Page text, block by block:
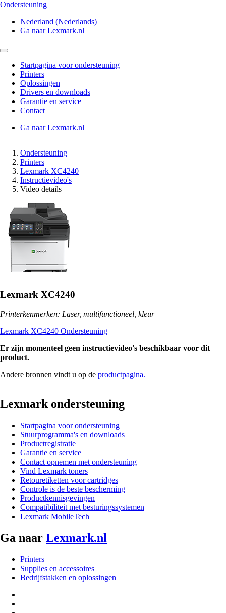
Ondersteuning
Nederland (Nederlands)
Ga naar Lexmark.nl
Startpagina voor ondersteuning
Printers
Oplossingen
Drivers en downloads
Garantie en service
Contact
Ga naar Lexmark.nl
Ondersteuning
Printers
Lexmark XC4240
Instructievideo's
Video details
Lexmark XC4240
Printerkenmerken: Laser, multifunctioneel, kleur
Lexmark XC4240 Ondersteuning
Er zijn momenteel geen instructievideo's beschikbaar voor dit
product.
Andere bronnen vindt u op de productpagina.
Lexmark ondersteuning
Startpagina voor ondersteuning
Stuurprogramma's en downloads
Productregistratie
Garantie en service
Contact opnemen met ondersteuning
Vind Lexmark toners
Retouretiketten voor cartridges
Controle is de beste bescherming
Productkennisgevingen
Compatibiliteit met besturingssystemen
Lexmark MobileTech
Ga naar Lexmark.nl
Printers
Supplies en accessoires
Bedrijfstakken en oplossingen